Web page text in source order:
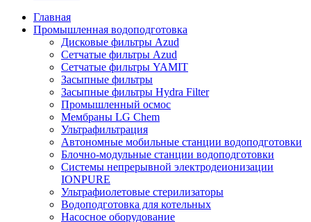
Главная
Промышленная водоподготовка
Дисковые фильтры Azud
Сетчатые фильтры Azud
Сетчатые фильтры YAMIT
Засыпные фильтры
Засыпные фильтры Hydra Filter
Промышленный осмос
Мембраны LG Chem
Ультрафильтрация
Автономные мобильные станции водоподготовки
Блочно-модульные станции водоподготовки
Системы непрерывной электродеионизации
IONPURE
Ультрафиолетовые стерилизаторы
Водоподготовка для котельных
Насосное оборудование